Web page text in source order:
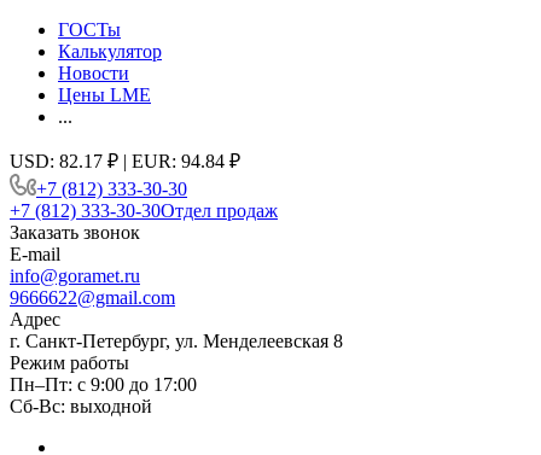
ГОСТы
Калькулятор
Новости
Цены LME
...
USD: 82.17 ₽ | EUR: 94.84 ₽
+7 (812) 333-30-30
+7 (812) 333-30-30Отдел продаж
Заказать звонок
E-mail
info@goramet.ru
9666622@gmail.com
Адрес
г. Санкт-Петербург, ул. Менделеевская 8
Режим работы
Пн–Пт: с 9:00 до 17:00
Сб-Вс: выходной